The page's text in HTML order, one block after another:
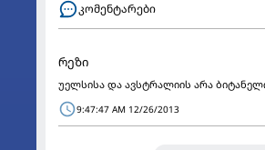
კომენტარები
რეზი
უელსისა და ავსტრალიის არა
9:47:47 AM 12/26/2013